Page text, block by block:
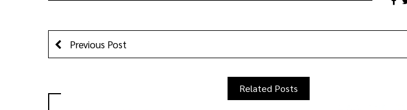
Previous Post
Related Posts